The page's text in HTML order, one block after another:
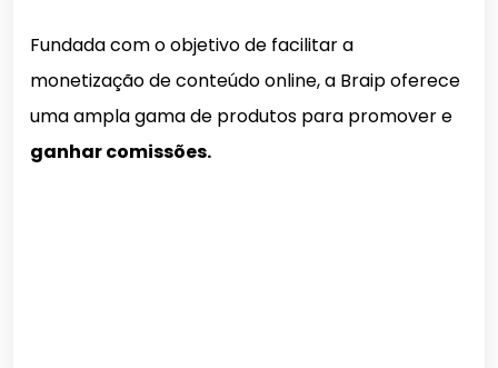
Fundada com o objetivo de facilitar a
monetização de conteúdo online, a Braip oferece
uma ampla gama de produtos para promover e
ganhar comissões.